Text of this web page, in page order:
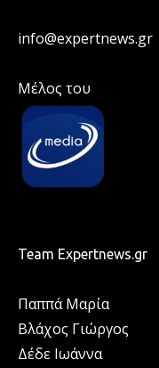
info@expertnews.gr
Μέλος του
Team Expertnews.gr
Παππά Μαρία
Βλάχος Γιώργος
Δέδε Ιωάννα